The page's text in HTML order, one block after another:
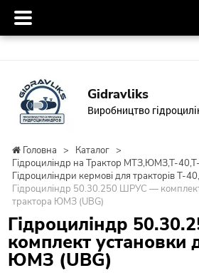
Gidravliks
Виробництво
Головна > Каталог >
Гідроциліндр на Трактор МТЗ,ЮМЗ,Т-
Гідроциліндри кермові для тракторів
Гідроциліндр 50.30.250 ШРУС —
трактора ЮМЗ (UBG)
Гідроциліндр
комплект установки
ЮМЗ (UBG)